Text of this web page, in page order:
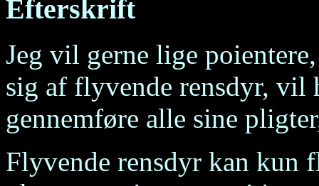
Efterskrift
Jeg vil gerne lige
sig af flyvende rensdyr,
gennemføre alle sine
Flyvende rensdyr kan kun